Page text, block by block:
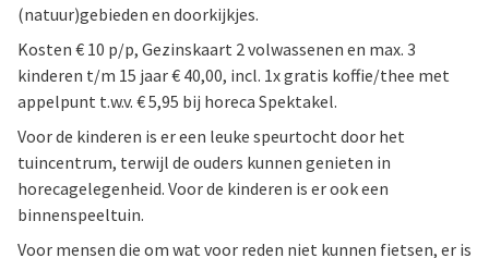
(natuur)gebieden en doorkijkjes.
Kosten € 10 p/p, Gezinskaart 2 volwassenen en max. 3
kinderen t/m 15 jaar € 40,00, incl. 1x gratis koffie/thee met
appelpunt t.w.v. € 5,95 bij horeca Spektakel.
Voor de kinderen is er een leuke speurtocht door het
tuincentrum, terwijl de ouders kunnen genieten in
horecagelegenheid. Voor de kinderen is er ook een
binnenspeeltuin.
Voor mensen die om wat voor reden niet kunnen fietsen, er is